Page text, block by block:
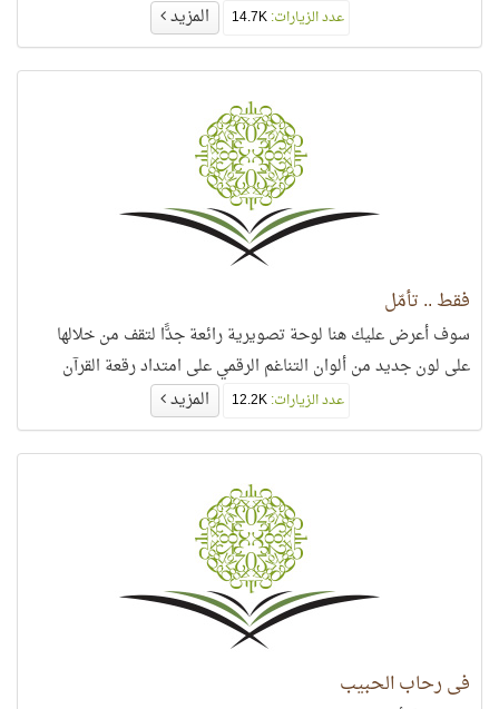
عدد الزيارات:14.7K المزيد
فقط .. تأمّل
سوف أعرض عليك هنا لوحة تصويرية رائعة جدًّا لتقف من خلالها
على لون جديد من ألوان التناغم الرقمي على امتداد رقعة القرآن
عدد الزيارات:12.2K المزيد
في رحاب الحبيب